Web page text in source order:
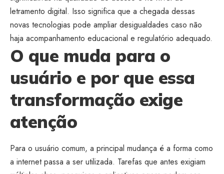
letramento digital. Isso significa que a chegada dessas
novas tecnologias pode ampliar desigualdades caso não
haja acompanhamento educacional e regulatório adequado.
O que muda para o
usuário e por que essa
transformação exige
atenção
Para o usuário comum, a principal mudança é a forma como
a internet passa a ser utilizada. Tarefas que antes exigiam